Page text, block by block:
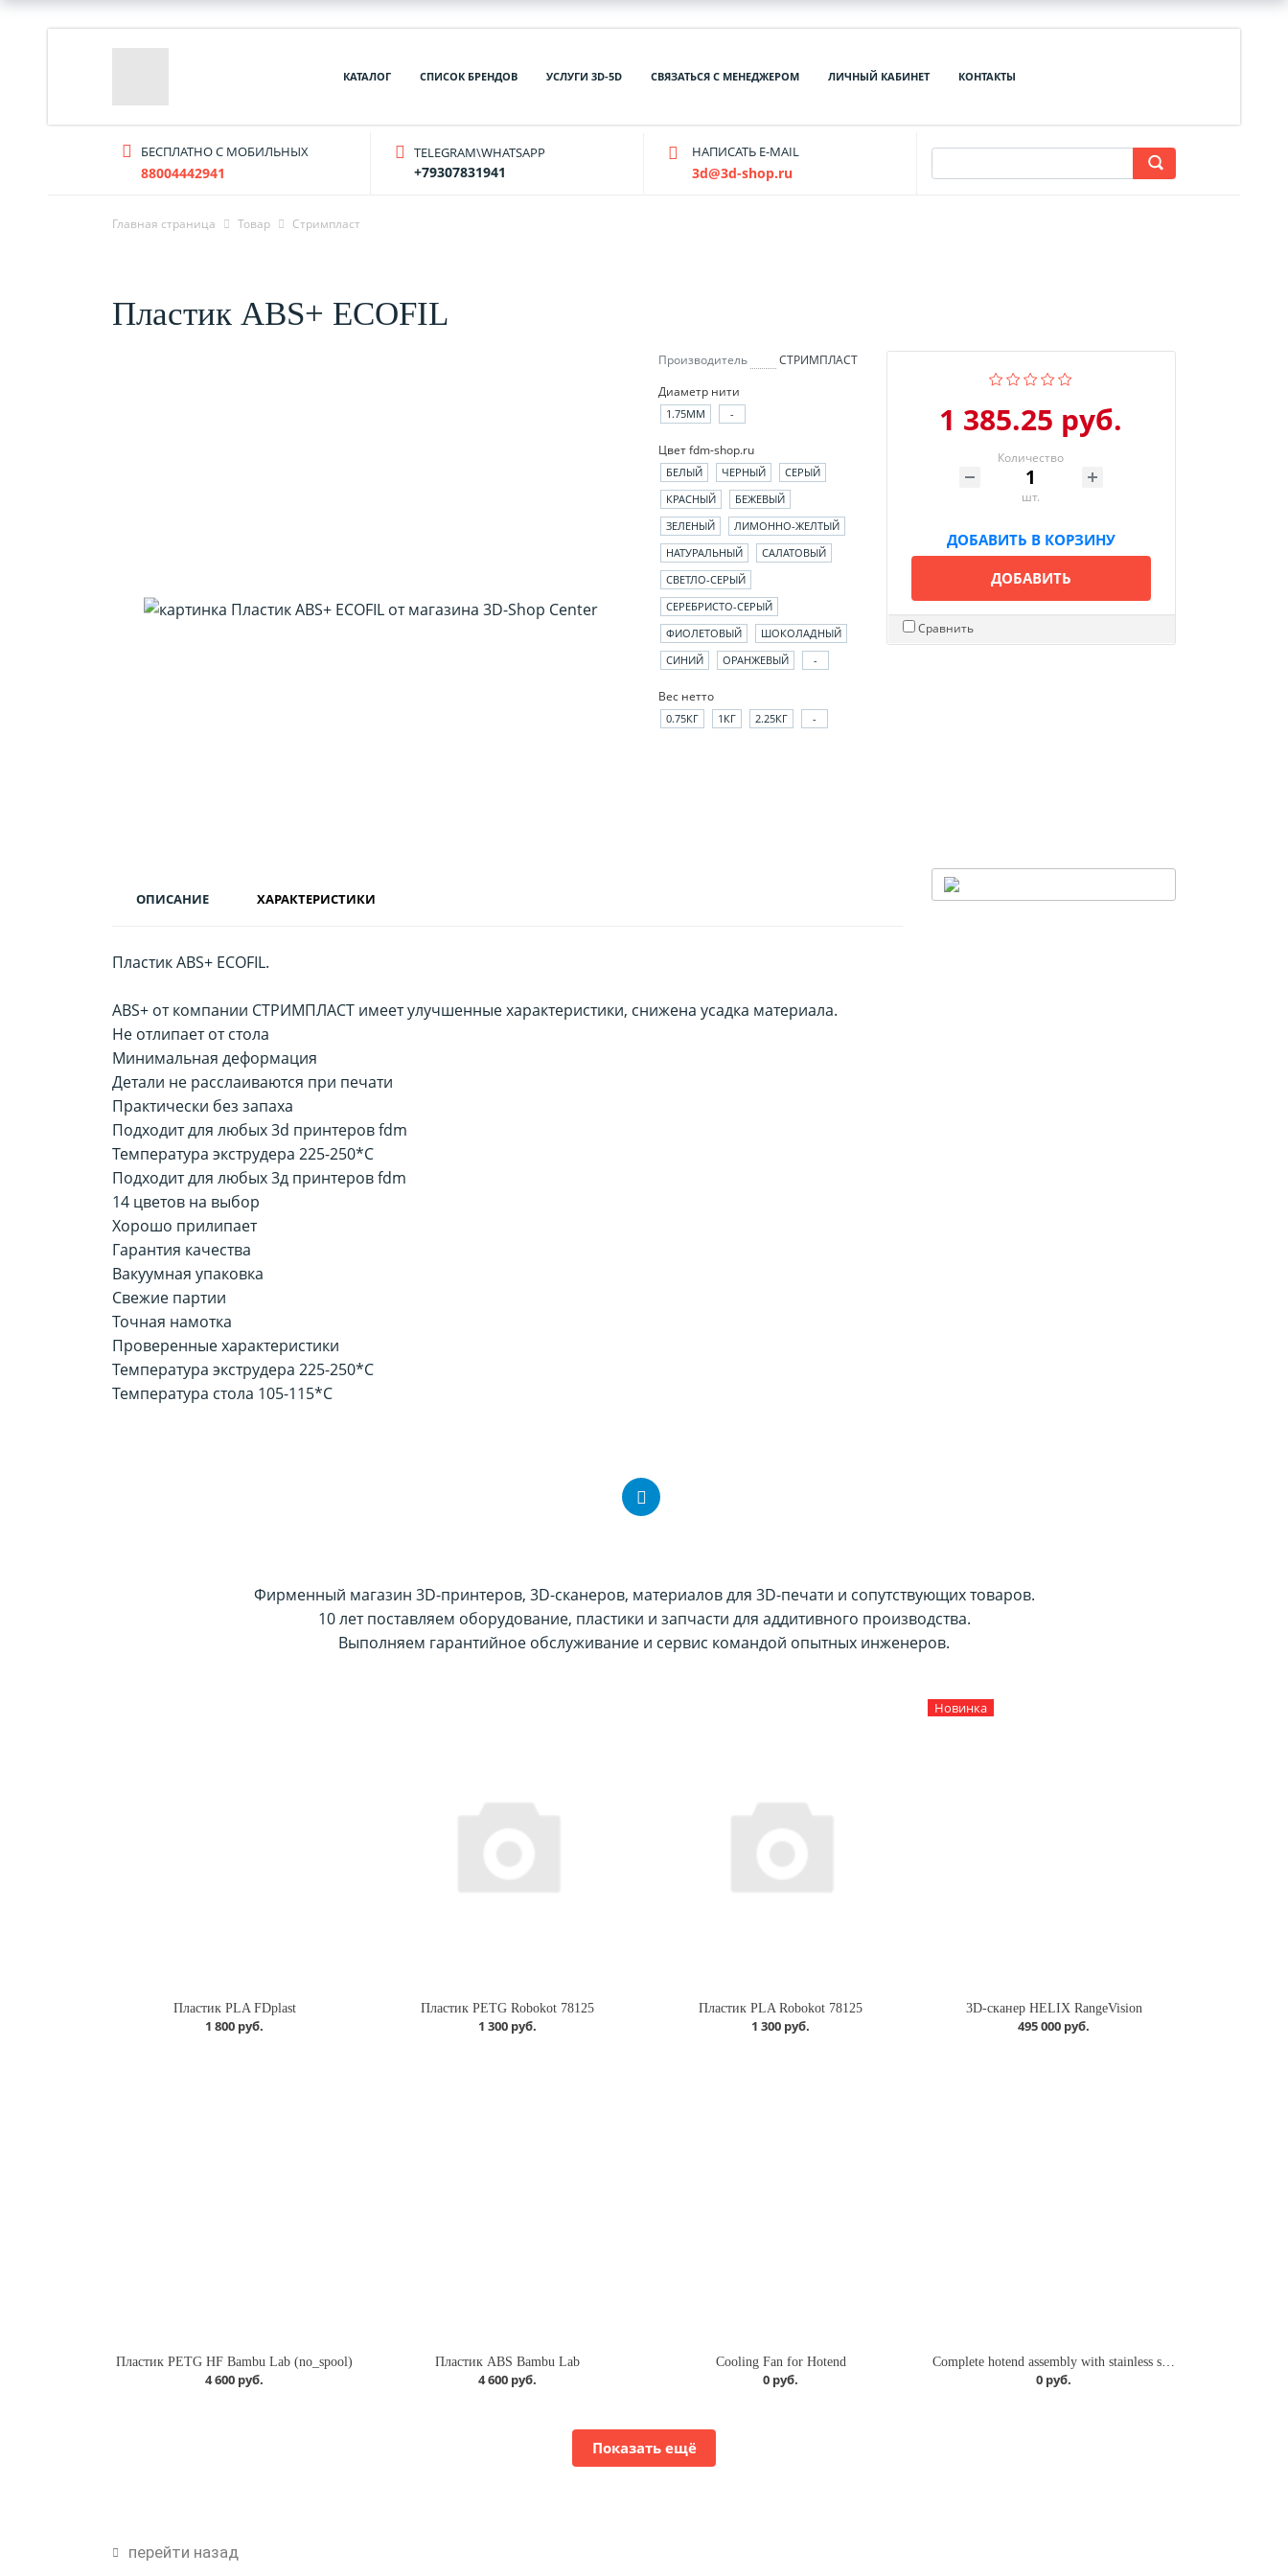
КАТАЛОГ СПИСОК БРЕНДОВ УСЛУГИ 3D-5D СВЯЗАТЬСЯ С МЕНЕДЖЕРОМ ЛИЧНЫЙ КАБИНЕТ КОНТАКТЫ
БЕСПЛАТНО С МОБИЛЬНЫХ
88004442941
TELEGRAM\WHATSAPP
+79307831941
НАПИСАТЬ E-MAIL
3d@3d-shop.ru
Главная страница Товар Стримпласт
Пластик ABS+ ECOFIL
Производитель
СТРИМПЛАСТ
Диаметр нити
1.75ММ -
Цвет fdm-shop.ru
БЕЛЫЙ ЧЕРНЫЙ
СЕРЫЙ
КРАСНЫЙ
БЕЖЕВЫЙ
ЗЕЛЕНЫЙ
ЛИМОННО-ЖЕЛТЫЙ
НАТУРАЛЬНЫЙ
САЛАТОВЫЙ
СВЕТЛО-СЕРЫЙ
СЕРЕБРИСТО-СЕРЫЙ
ФИОЛЕТОВЫЙ
ШОКОЛАДНЫЙ
СИНИЙ
ОРАНЖЕВЫЙ -
Вес нетто
0.75КГ 1КГ 2.25КГ -
1 385.25 руб.
Количество
шт.
ДОБАВИТЬ В КОРЗИНУ
ДОБАВИТЬ
Сравнить
ОПИСАНИЕ ХАРАКТЕРИСТИКИ
Пластик ABS+ ECOFIL.
ABS+ от компании СТРИМПЛАСТ имеет улучшенные характеристики, снижена усадка материала.
Не отлипает от стола
Минимальная деформация
Детали не расслаиваются при печати
Практически без запаха
Подходит для любых 3d принтеров fdm
Температура экструдера 225-250*С
Подходит для любых 3д принтеров fdm
14 цветов на выбор
Хорошо прилипает
Гарантия качества
Вакуумная упаковка
Свежие партии
Точная намотка
Проверенные характеристики
Температура экструдера 225-250*С
Температура стола 105-115*C
Фирменный магазин 3D-принтеров, 3D-сканеров, материалов для 3D-печати и сопутствующих товаров.
10 лет поставляем оборудование, пластики и запчасти для аддитивного производства.
Выполняем гарантийное обслуживание и сервис командой опытных инженеров.
Пластик PLA FDplast
1 800 руб.
Пластик PETG Robokot 78125
1 300 руб.
Пластик PLA Robokot 78125
1 300 руб.
Новинка
3D-сканер HELIX RangeVision
495 000 руб.
Пластик PETG HF Bambu Lab (no_spool)
4 600 руб.
Пластик ABS Bambu Lab
4 600 руб.
Cooling Fan for Hotend
0 руб. 0 руб.
Показать ещё
перейти назад